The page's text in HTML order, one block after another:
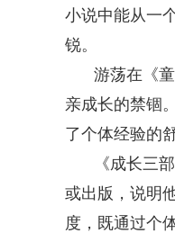
小说中能从一
锐。
游荡在《
亲成长的禁锢
了个体经验的
《成长三
或出版，说明
度，既通过个